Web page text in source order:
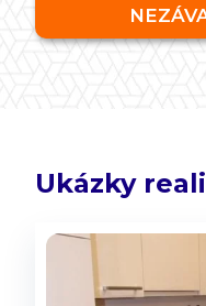
Ukázky